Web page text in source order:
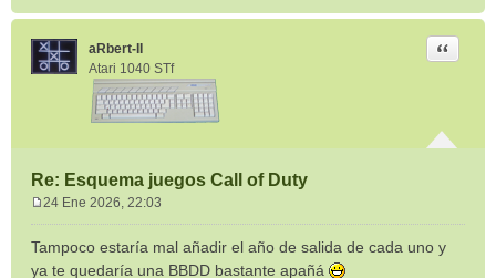
aRbert-II
Atari 1040 STf
Re: Esquema juegos Call of Duty
Citar
n
24 Ene 2026, 22:03
Tampoco estaría mal añadir el año de salida de cada uno y
ya te quedaría una BBDD bastante apañá